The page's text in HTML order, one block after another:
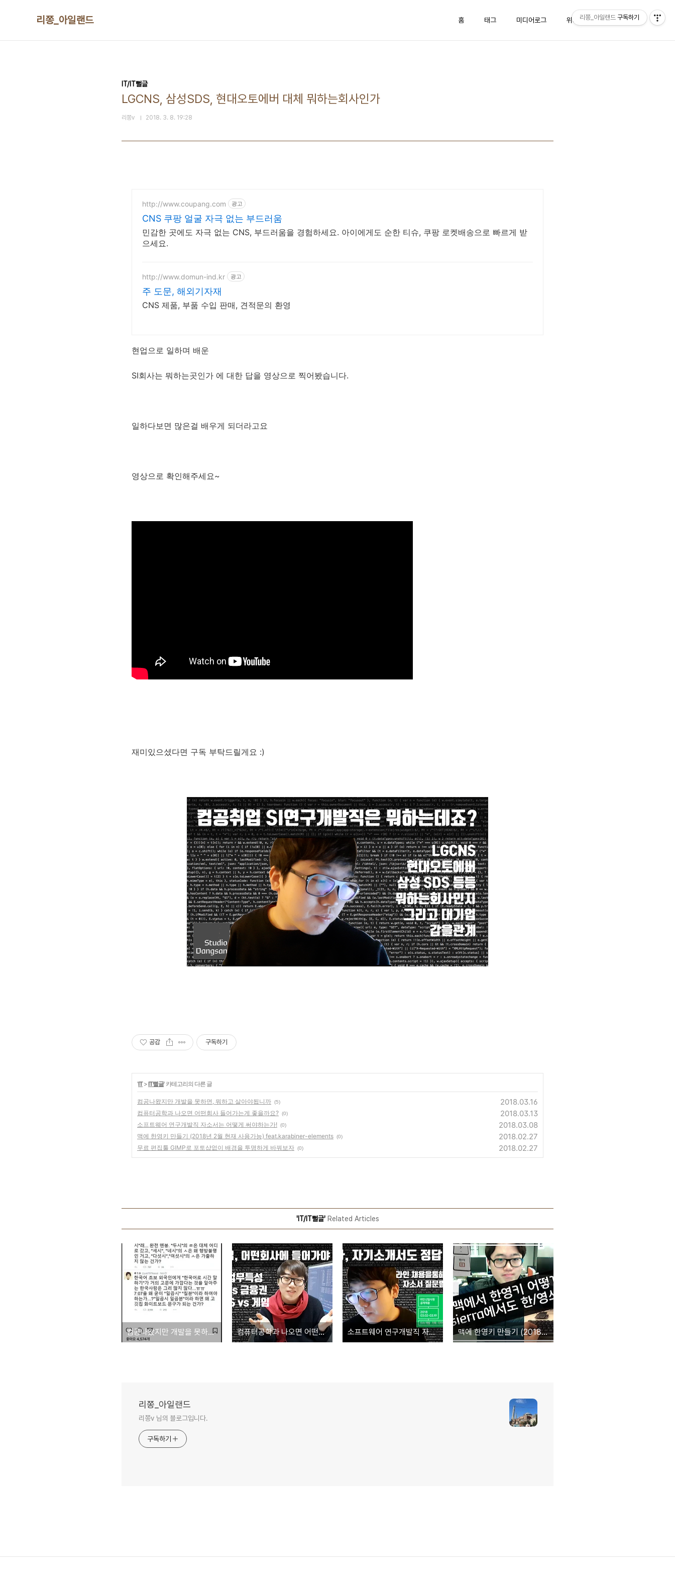
리쫑_아일랜드 홈 태그 미디어로그 위치로그 방명록
IT/IT뻘글
LGCNS, 삼성SDS, 현대오토에버 대체 뭐하는회사인가
리쫑v 2018. 3. 8. 19:28
http://www.coupang.com 광고
CNS 쿠팡 얼굴 자극 없는 부드러움
민감한 곳에도 자극 없는 CNS, 부드러움을 경험하세요. 아이에게도 순한 티슈, 쿠팡 로켓배송으로 빠르게 받
으세요.
http://www.domun-ind.kr 광고
주 도문, 해외기자재
CNS 제품, 부품 수입 판매, 견적문의 환영
현업으로 일하며 배운
SI회사는 뭐하는곳인가 에 대한 답을 영상으로 찍어봤습니다.
일하다보면 많은걸 배우게 되더라고요
영상으로 확인해주세요~
재미있으셨다면 구독 부탁드릴게요 :)
공감 구독하기
'IT>IT뻘글' 카테고리의 다른 글
컴공나왔지만 개발을 못하면, 뭐하고 살아야됩니까 (5) 2018.03.16
컴퓨터공학과 나오면 어떤회사 들어가는게 좋을까요? (0) 2018.03.13
소프트웨어 연구개발직 자소서는 어떻게 써야하는가! (0) 2018.03.08
맥에 한영키 만들기 (2018년 2월 현재 사용가능) feat.karabiner-elements (0) 2018.02.27
무료 편집툴 GIMP로 포토샵없이 배경을 투명하게 바꿔보자 (0) 2018.02.27
'IT/IT뻘글'Related Articles
컴공나왔지만 개발을 못하면, 뭐하고 살아야됩니까 컴퓨터공학과 나오면 어떤회사 들어가는게 좋을까요? 소프트웨어 연구개발직 자소서는 어떻게 써야하는가! 맥에 한영키 만들기 (2018년 2월 현재 사용가능) feat.karabiner-elements
리쫑_아일랜드
리쫑v 님의 블로그입니다.
구독하기
리쫑_아일랜드 구독하기